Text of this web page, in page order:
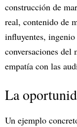
construcción de
real, contenido de
influyentes,
conversaciones del
empatía con las
La
Un ejemplo